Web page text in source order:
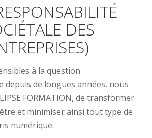
DES
à la question
depuis de longues années, nous
FORMATION, de transformer
et minimiser ainsi tout type de
numérique.